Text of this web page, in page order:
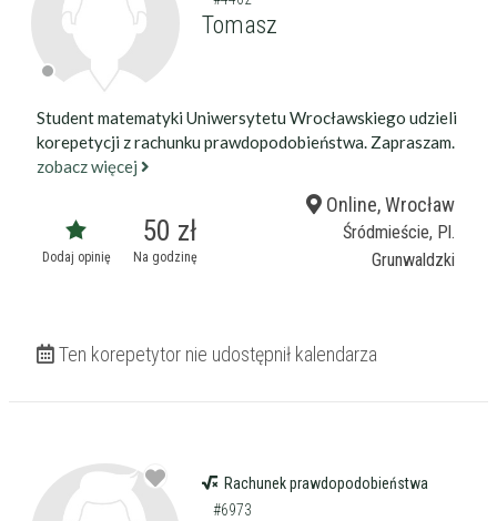
Tomasz
Student matematyki Uniwersytetu Wrocławskiego udzieli
korepetycji z rachunku prawdopodobieństwa. Zapraszam.
zobacz więcej
Dodaj opinię
50 zł
Na godzinę
Online, Wrocław
Śródmieście, Pl.
Grunwaldzki
Ten korepetytor nie udostępnił kalendarza
Rachunek prawdopodobieństwa
#6973